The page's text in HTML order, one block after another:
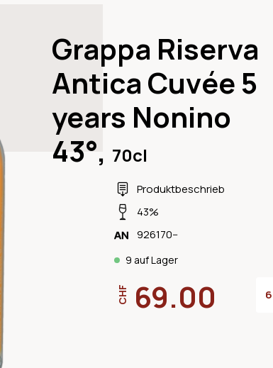
Grappa Riserva
Antica Cuvée 5
years Nonino
43°, 70cl
Produktbeschrieb
43%
926170--
9 auf Lager
CHF 69.00